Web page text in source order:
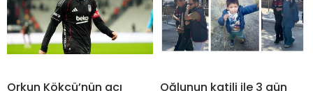
Orkun Kökçü’nün acı
Oğlunun katili ile 3 gün